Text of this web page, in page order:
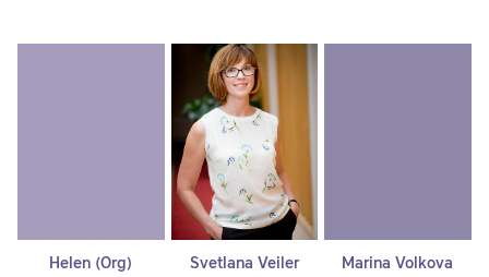
Helen (Org)
Svetlana Veiler
Marina Volkova